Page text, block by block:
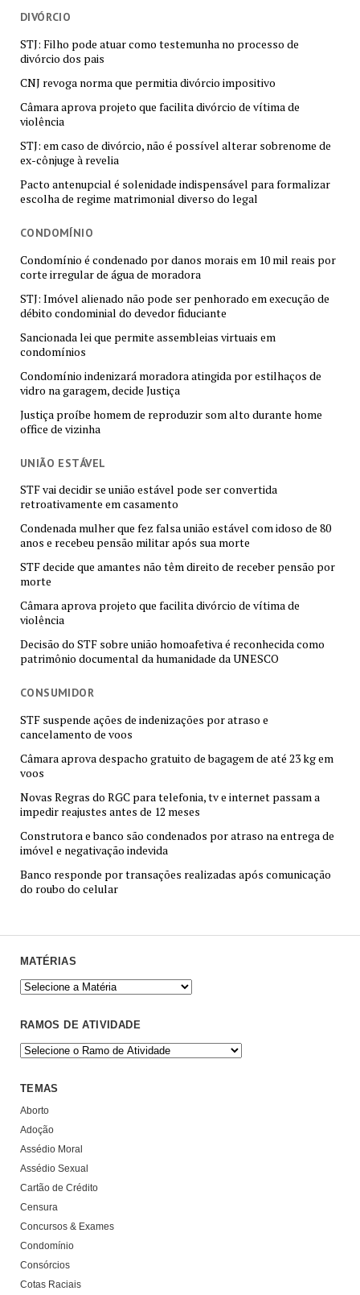
DIVÓRCIO
STJ: Filho pode atuar como testemunha no processo de
divórcio dos pais
CNJ revoga norma que permitia divórcio impositivo
Câmara aprova projeto que facilita divórcio de vítima de
violência
STJ: em caso de divórcio, não é possível alterar sobrenome de
ex-cônjuge à revelia
Pacto antenupcial é solenidade indispensável para formalizar
escolha de regime matrimonial diverso do legal
CONDOMÍNIO
Condomínio é condenado por danos morais em 10 mil reais por
corte irregular de água de moradora
STJ: Imóvel alienado não pode ser penhorado em execução de
débito condominial do devedor fiduciante
Sancionada lei que permite assembleias virtuais em
condomínios
Condomínio indenizará moradora atingida por estilhaços de
vidro na garagem, decide Justiça
Justiça proíbe homem de reproduzir som alto durante home
office de vizinha
UNIÃO ESTÁVEL
STF vai decidir se união estável pode ser convertida
retroativamente em casamento
Condenada mulher que fez falsa união estável com idoso de 80
anos e recebeu pensão militar após sua morte
STF decide que amantes não têm direito de receber pensão por
morte
Câmara aprova projeto que facilita divórcio de vítima de
violência
Decisão do STF sobre união homoafetiva é reconhecida como
patrimônio documental da humanidade da UNESCO
CONSUMIDOR
STF suspende ações de indenizações por atraso e
cancelamento de voos
Câmara aprova despacho gratuito de bagagem de até 23 kg em
voos
Novas Regras do RGC para telefonia, tv e internet passam a
impedir reajustes antes de 12 meses
Construtora e banco são condenados por atraso na entrega de
imóvel e negativação indevida
Banco responde por transações realizadas após comunicação
do roubo do celular
MATÉRIAS
RAMOS DE ATIVIDADE
TEMAS
Aborto
Adoção
Assédio Moral
Assédio Sexual
Cartão de Crédito
Censura
Concursos & Exames
Condomínio
Consórcios
Cotas Raciais